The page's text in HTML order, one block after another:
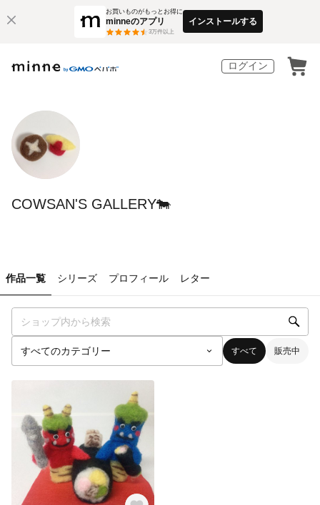
お買いものがもっとお得に
minneのアプリ
3万件以上
インストールする
ログイン
COWSAN'S GALLERY🐄
作品一覧 シリーズ プロフィール レター
すべて 販売中